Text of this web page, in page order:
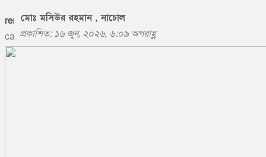
মোঃ মসিউর রহমান , নাচোল
প্রকাশিত: ১৬ জুন, ২০২৬, ৬:০৯ অপরাহ্ণ